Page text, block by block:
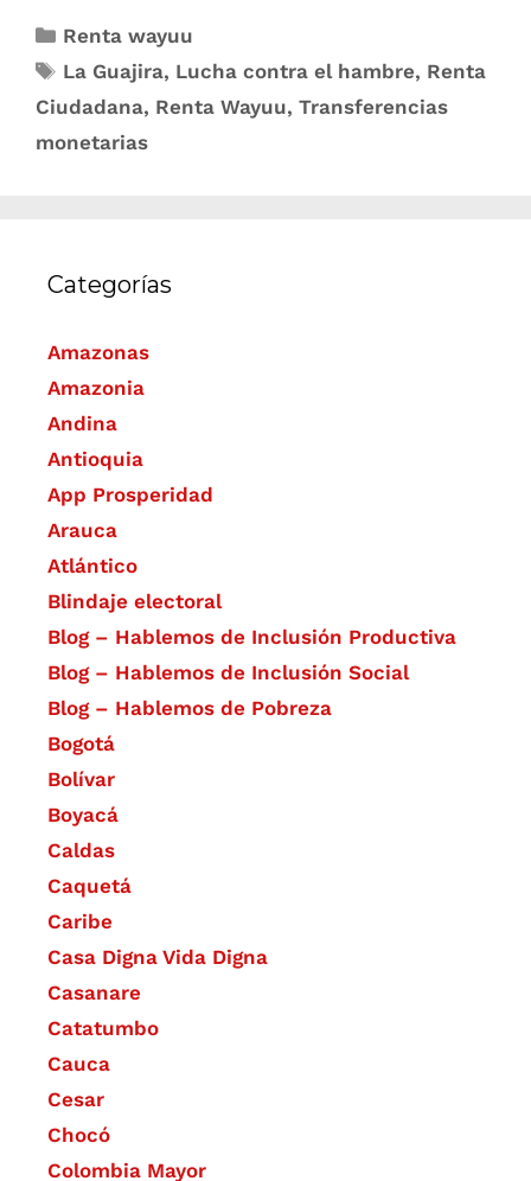
Renta wayuu
La Guajira, Lucha contra el hambre, Renta
Ciudadana, Renta Wayuu, Transferencias
monetarias
Categorías
Amazonas
Amazonia
Andina
Antioquia
App Prosperidad
Arauca
Atlántico
Blindaje electoral
Blog – Hablemos de Inclusión Productiva
Blog – Hablemos de Inclusión Social
Blog – Hablemos de Pobreza
Bogotá
Bolívar
Boyacá
Caldas
Caquetá
Caribe
Casa Digna Vida Digna
Casanare
Catatumbo
Cauca
Cesar
Chocó
Colombia Mayor